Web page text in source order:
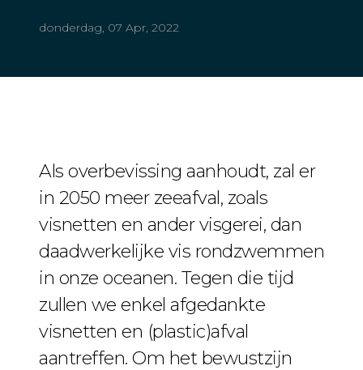
donderdag, 07 Apr, 2022
Als overbevissing aanhoudt, zal er
in 2050 meer zeeafval, zoals
visnetten en ander visgerei, dan
daadwerkelijke vis rondzwemmen
in onze oceanen. Tegen die tijd
zullen we enkel afgedankte
visnetten en (plastic)afval
aantreffen. Om het bewustzijn